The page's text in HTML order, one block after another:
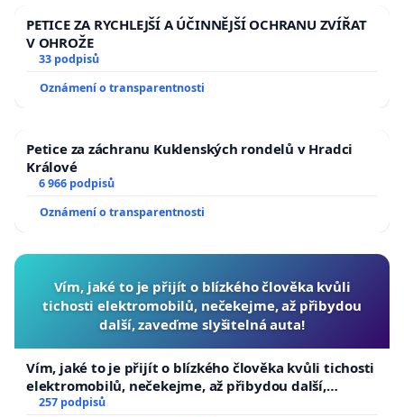
PETICE ZA RYCHLEJŠÍ A ÚČINNĚJŠÍ OCHRANU ZVÍŘAT
V OHROŽE
33 podpisů
Oznámení o transparentnosti
Petice za záchranu Kuklenských rondelů v Hradci
Králové
6 966 podpisů
Oznámení o transparentnosti
Vím, jaké to je přijít o blízkého člověka kvůli
tichosti elektromobilů, nečekejme, až přibydou
další, zaveďme slyšitelná auta!
Vím, jaké to je přijít o blízkého člověka kvůli tichosti
elektromobilů, nečekejme, až přibydou další,
zaveďme slyšitelná auta!
257 podpisů